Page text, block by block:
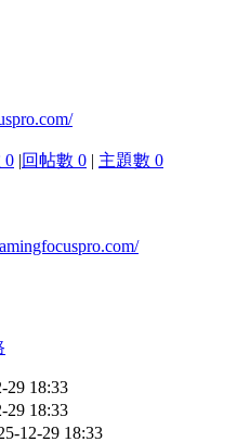
0 |回帖數 0 | 主題數 0
29 18:33
29 18:33
12-29 18:33